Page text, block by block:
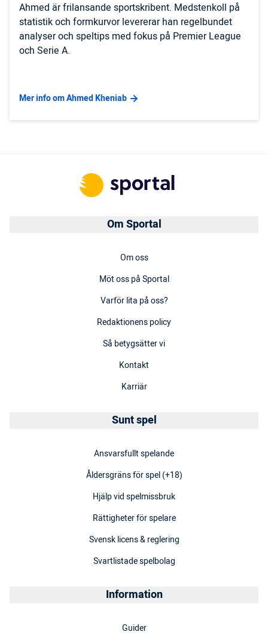
Ahmed är frilansande sportskribent. Medstenkoll på
statistik och formkurvor levererar han regelbundet
analyser och speltips med fokus på Premier League
och Serie A.
Mer info om Ahmed Kheniab
Om Sportal
Om oss
Möt oss på Sportal
Varför lita på oss?
Redaktionens policy
Så betygsätter vi
Kontakt
Karriär
Sunt spel
Ansvarsfullt spelande
Åldersgräns för spel (+18)
Hjälp vid spelmissbruk
Rättigheter för spelare
Svensk licens & reglering
Svartlistade spelbolag
Information
Guider